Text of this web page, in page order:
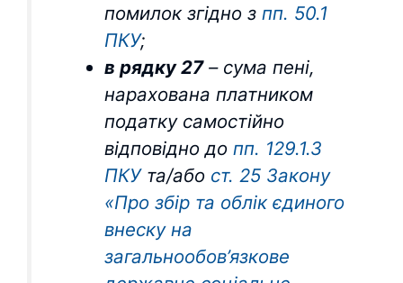
помилок згідно зпп. 50.1
ПКУ;
в рядку 27– сума пені,
нарахована платником
податку самостійно
відповідно допп. 129.1.3
ПКУта/або ст. 25 Закону
«Про збір та облік єдиного
внеску на
загальнообов’язкове